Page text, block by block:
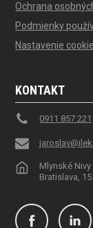
Ochrana
Podmienky
Nastavenie
KONTAKT
0911 857 221
Mlynské
Bratislava,